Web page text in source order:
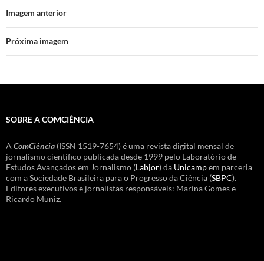
Imagem anterior
Próxima imagem
SOBRE A COMCIÊNCIA
A ComCiência (ISSN 1519-7654) é uma revista digital mensal de
jornalismo científico publicada desde 1999 pelo Laboratório de
Estudos Avançados em Jornalismo (Labjor) da Unicampem parceria
com a Sociedade Brasileira para o Progresso da Ciência (SBPC).
Editores executivos e jornalistas responsáveis: Marina Gomes e
Ricardo Muniz.